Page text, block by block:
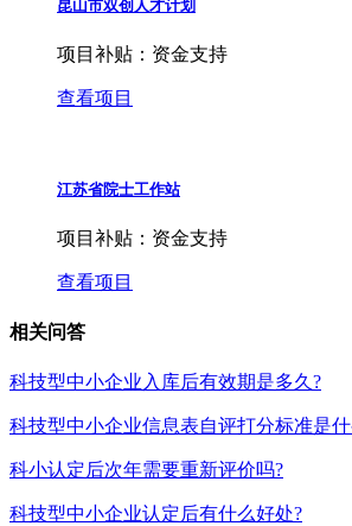
昆山市双创人才计划
项目补贴： 资金支持
查看项目
江苏省院士工作站
项目补贴： 资金支持
查看项目
相关问答
科技型中小企业入库后有效期是多久?
科技型中小企业信息表自评打分标准是
科小认定后次年需要重新评价吗?
科技型中小企业认定后有什么好处?